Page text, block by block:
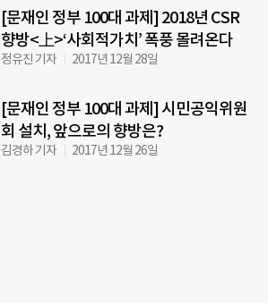
[문재인 정부 100대 과제] 2018년 CSR
향방<上>‘사회적가치’ 폭풍 몰려온다
정유진 기자 2017년 12월 28일
[문재인 정부 100대 과제] 시민공익위원
회 설치, 앞으로의 향방은?
김경하 기자 2017년 12월 26일